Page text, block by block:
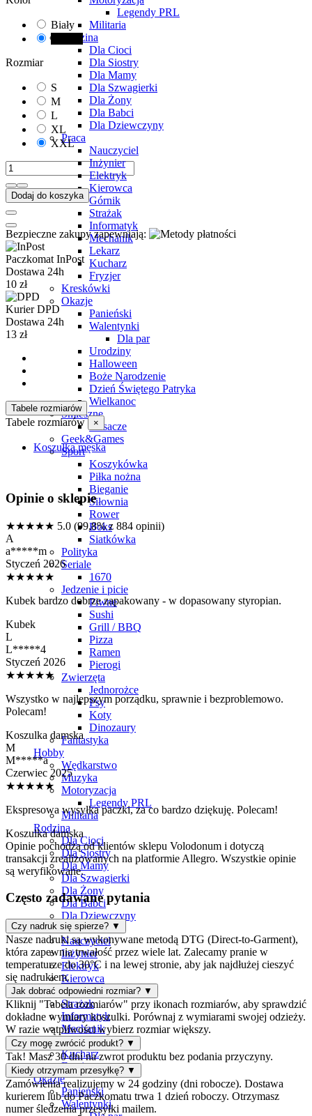
Legendy PRL
Militaria
Rodzina
Dla Cioci
Dla Siostry
Dla Mamy
Dla Szwagierki
Dla Żony
Dla Babci
Dla Dziewczyny
Praca
Nauczyciel
Inżynier
Elektryk
Kierowca
Górnik
Strażak
Informatyk
Mechanik
Lekarz
Kucharz
Fryzjer
Kreskówki
Okazje
Panieński
Walentynki
Dla par
Urodziny
Halloween
Boże Narodzenie
Dzień Świętego Patryka
Wielkanoc
Śmieszne
Nosacze
Geek&Games
Sport
Koszykówka
Piłka nożna
Bieganie
Siłownia
Rower
Boks
Siatkówka
Polityka
Seriale
1670
Jedzenie i picie
Piwne
Sushi
Grill / BBQ
Pizza
Ramen
Pierogi
Zwierzęta
Jednorożce
Psy
Koty
Dinozaury
Fantastyka
Hobby
Wędkarstwo
Muzyka
Motoryzacja
Legendy PRL
Militaria
Rodzina
Dla Cioci
Dla Siostry
Dla Mamy
Dla Szwagierki
Dla Żony
Dla Babci
Dla Dziewczyny
Praca
Nauczyciel
Inżynier
Elektryk
Kierowca
Górnik
Strażak
Informatyk
Mechanik
Lekarz
Kucharz
Fryzjer
Okazje
Panieński
Walentynki
Biały
Rozmiar
S
M
L
XL
XXL
Dodaj do koszyka
Bezpieczne zakupy zapewniają:
Paczkomat InPost
Dostawa 24h
10 zł
Kurier DPD
Dostawa 24h
13 zł
Tabele rozmiarów
Tabele rozmiarów ×
Koszulka męska
Opinie o sklepie
★★★★★ 5.0 (99,8% z 884 opinii)
A
a*****m
Styczeń 2026
★★★★★
Kubek bardzo dobrze zapakowany - w dopasowany styropian.
Kubek
L
L*****4
Styczeń 2026
★★★★★
Wszystko w najlepszym porządku, sprawnie i bezproblemowo.
Polecam!
Koszulka damska
M
M*****a
Czerwiec 2025
★★★★★
Ekspresowa wysyłka paczki, za co bardzo dziękuję. Polecam!
Koszulka damska
Opinie pochodzą od klientów sklepu Volodonum i dotyczą
transakcji zrealizowanych na platformie Allegro. Wszystkie opinie
są weryfikowane.
Często zadawane pytania
Czy nadruk się spierze? ▼
Nasze nadruki są wykonywane metodą DTG (Direct-to-Garment),
która zapewnia trwałość przez wiele lat. Zalecamy pranie w
temperaturze do 30°C i na lewej stronie, aby jak najdłużej cieszyć
się nadrukiem.
Jak dobrać odpowiedni rozmiar? ▼
Kliknij "Tabela rozmiarów" przy ikonach rozmiarów, aby sprawdzić
dokładne wymiary koszulki. Porównaj z wymiarami swojej odzieży.
W razie wątpliwości wybierz rozmiar większy.
Czy mogę zwrócić produkt? ▼
Tak! Masz 30 dni na zwrot produktu bez podania przyczyny.
Kiedy otrzymam przesyłkę? ▼
Zamówienia realizujemy w 24 godziny (dni robocze). Dostawa
kurierem lub do Paczkomatu trwa 1 dzień roboczy. Otrzymasz
numer śledzenia przesyłki mailem.